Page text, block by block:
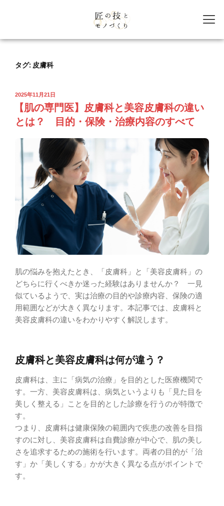
タグ: 皮膚科
2025年11月21日
【肌の専門医】皮膚科と美容皮膚科の違い
とは？ 目的・保険・治療内容のすべて
肌の悩みを抱えたとき、「皮膚科」と「美容皮膚科」の
どちらに行くべきか迷った経験はありませんか？ 一見
似ているようで、実は治療の目的や診療内容、保険の適
用範囲などが大きく異なります。本記事では、皮膚科と
美容皮膚科の違いをわかりやすく解説します。
皮膚科と美容皮膚科は何が違う？
皮膚科は、主に「病気の治療」を目的とした医療機関で
す。一方、美容皮膚科は、病気というよりも「見た目を
美しく整える」ことを目的とした診療を行うのが特徴で
す。
つまり、皮膚科は健康保険の範囲内で疾患の改善を目指
すのに対し、美容皮膚科は自費診療が中心で、肌の美し
さを追求するための施術を行います。両者の目的が「治
す」か「美しくする」かが大きく異なる点がポイントで
す。